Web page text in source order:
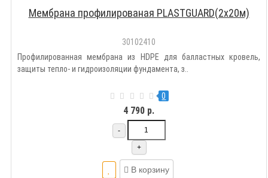
Мембрана профилированая PLASTGUARD(2х20м)
30102410
Профилированная мембрана из HDPE для балластных кровель,
защиты тепло- и гидроизоляции фундамента, з..
0
4 790 р.
-
+
В корзину